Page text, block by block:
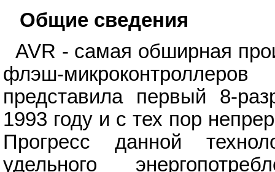
Общие сведения
AVR - самая обширная
флэш-
представила первый 8-
1993 году и с тех пор
Прогресс данной
удельного